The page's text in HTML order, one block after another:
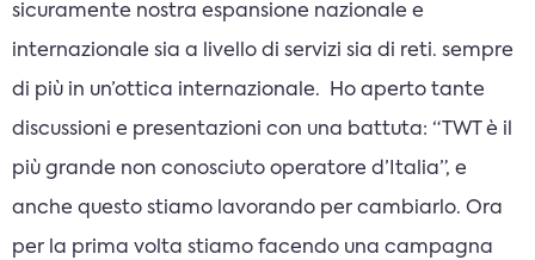
sicuramente nostra espansione nazionale e
internazionale sia a livello di servizi sia di reti. sempre
di più in un’ottica internazionale. Ho aperto tante
discussioni e presentazioni con una battuta: “TWT è il
più grande non conosciuto operatore d’Italia”, e
anche questo stiamo lavorando per cambiarlo. Ora
per la prima volta stiamo facendo una campagna